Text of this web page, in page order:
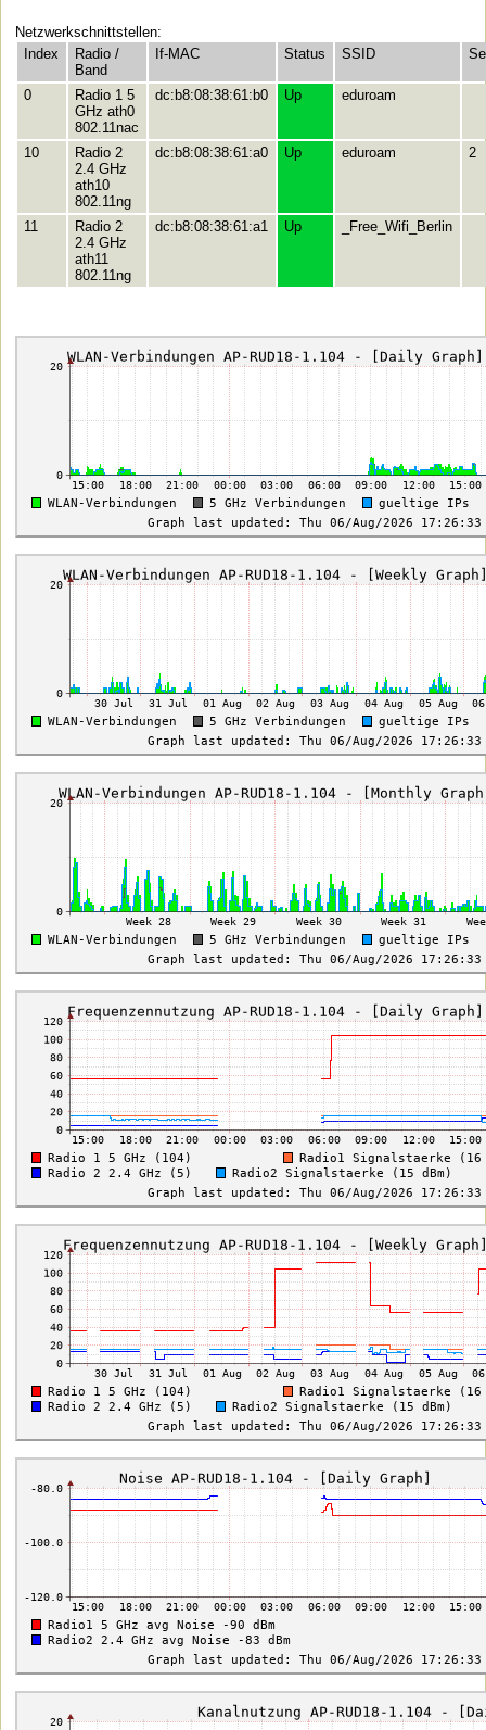
Netzwerkschnittstellen:
Index
Radio /
Band
If-MAC Status SSID
0
Radio 1 5
GHz ath0
802.11nac
dc:b8:08:38:61:b0 Up eduroam
10
Radio 2
2.4 GHz
ath10
802.11ng
dc:b8:08:38:61:a0 Up eduroam 2
11
Radio 2
2.4 GHz
ath11
802.11ng
dc:b8:08:38:61:a1 Up _Free_Wifi_Berlin